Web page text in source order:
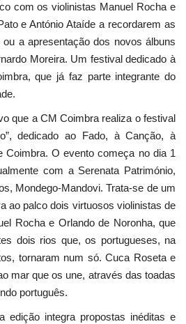
com os violinistas Manuel Rocha e
e António Ataíde a recordarem as
a apresentação dos novos álbuns
Moreira. Um festival dedicado à
que já faz parte integrante do
que a CM Coimbra realiza o festival
dedicado ao Fado, à Canção, à
Coimbra. O evento começa no dia 1
com a Serenata Património,
Mondego-Mandovi. Trata-se de um
ao palco dois virtuosos violinistas de
Rocha e Orlando de Noronha, que
dois rios que, os portugueses, na
tornaram num só. Cuca Roseta e
mar que os une, através das toadas
português.
edição integra propostas inéditas e